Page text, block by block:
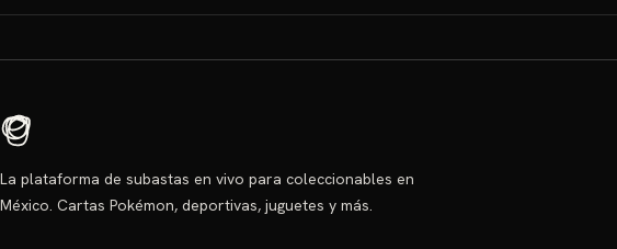
La plataforma de subastas en vivo para coleccionables en
México. Cartas Pokémon, deportivas, juguetes y más.